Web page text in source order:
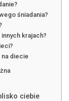
śniadania?
krajach?
na diecie
ciebie